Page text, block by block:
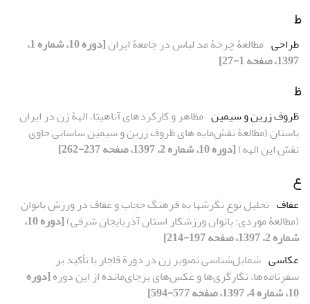
ط
طراحی مطالعۀ چرخۀ مد لباس در جامعۀ ایران
[دوره 10، شماره 1،
1397، صفحه 1-27]
ظ
ظروف زرین و سیمین مظاهر و کارکردهای آناهیتا، الهۀ زن در ایران
باستان (مطالعۀ نقش‌مایه‏ های ظروف زرین و سیمین ساسانی حاوی
نقش این الهه)[دوره 10، شماره 2، 1397، صفحه 237-262]
ع
عفاف تحلیل نوع نگرش‏ها به فرهنگ‏ حجاب و عفاف در ورزش ‏بانوان
(مطالعۀ موردی: بانوان ورزشکار استان آذربایجان شرقی)
[دوره 10،
شماره 2، 1397، صفحه 197-214]
عکاسی شمایل‌شناسی تصویر زن در دورة قاجار با تأکید بر
سفرنامه‌ها، نگارگری‌ها و عکس‌های برجای‌مانده از این دوره[دوره
10، شماره 4، 1397، صفحه 577-594]